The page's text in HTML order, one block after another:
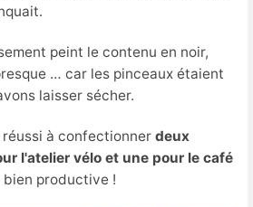
peint le contenu en noir,
… car les pinceaux étaient
laisser sécher.
à confectionner deux
l'atelier vélo et une pour le café
bien productive !